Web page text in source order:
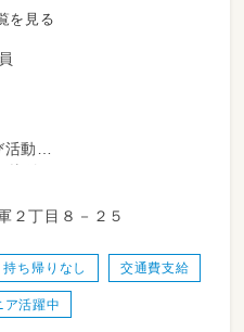
を見る
活動
片付け
援助
え
の作成（年間の指導計画、
作成）など
２丁目８－２５
持ち帰りなし 交通費支給
ア活躍中